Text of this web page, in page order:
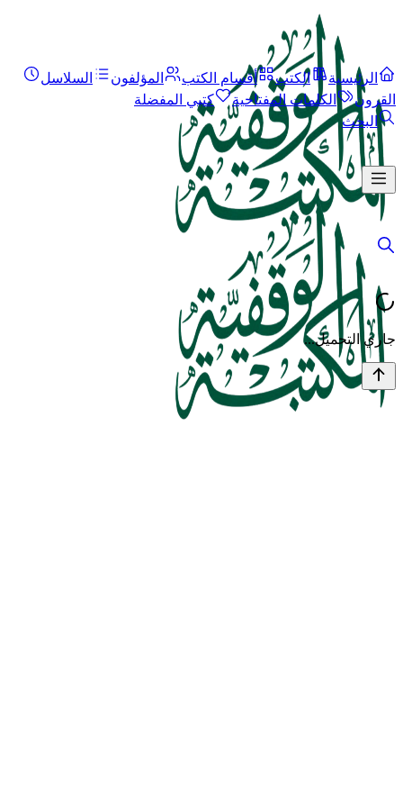
الرئيسية الكتب أقسام الكتب المؤلفون
السلاسل
القرون
الكلمات المفتاحية
كتبي المفضلة
البحث
جاري التحميل...